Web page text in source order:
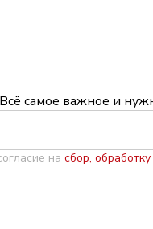
самое важное и
на сбор,